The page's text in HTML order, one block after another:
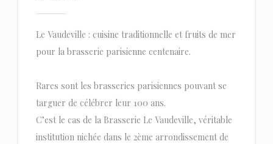
Le Vaudeville : cuisine traditionnelle et fruits de mer
pour la brasserie parisienne centenaire.
Rares sont les brasseries parisiennes pouvant se
targuer de célébrer leur 100 ans.
C’est le cas de la Brasserie Le Vaudeville, véritable
institution nichée dans le 2ème arrondissement de